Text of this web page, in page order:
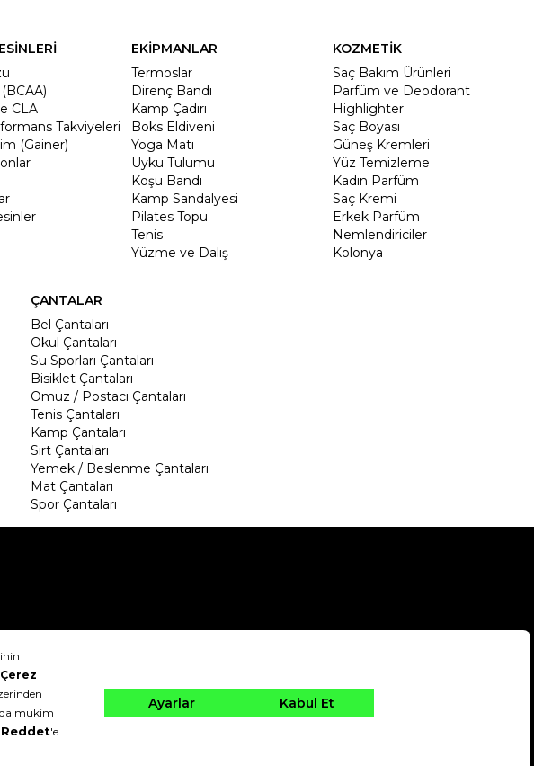
CLA
Takviyeleri
(Gainer)
EKİPMANLAR
Termoslar
Direnç Bandı
Kamp Çadırı
Boks Eldiveni
Yoga Matı
Uyku Tulumu
Koşu Bandı
Kamp Sandalyesi
Pilates Topu
Tenis
Yüzme ve Dalış
KOZMETİK
Saç Bakım Ürünleri
Parfüm ve Deodorant
Highlighter
Saç Boyası
Güneş Kremleri
Yüz Temizleme
Kadın Parfüm
Saç Kremi
Erkek Parfüm
Nemlendiriciler
Kolonya
ÇANTALAR
Bel Çantaları
Okul Çantaları
Su Sporları Çantaları
Bisiklet Çantaları
Omuz / Postacı Çantaları
Tenis Çantaları
Kamp Çantaları
Sırt Çantaları
Yemek / Beslenme Çantaları
Mat Çantaları
Spor Çantaları